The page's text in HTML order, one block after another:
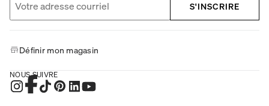
S'INSCRIRE
Définir mon magasin
NOUS SUIVRE